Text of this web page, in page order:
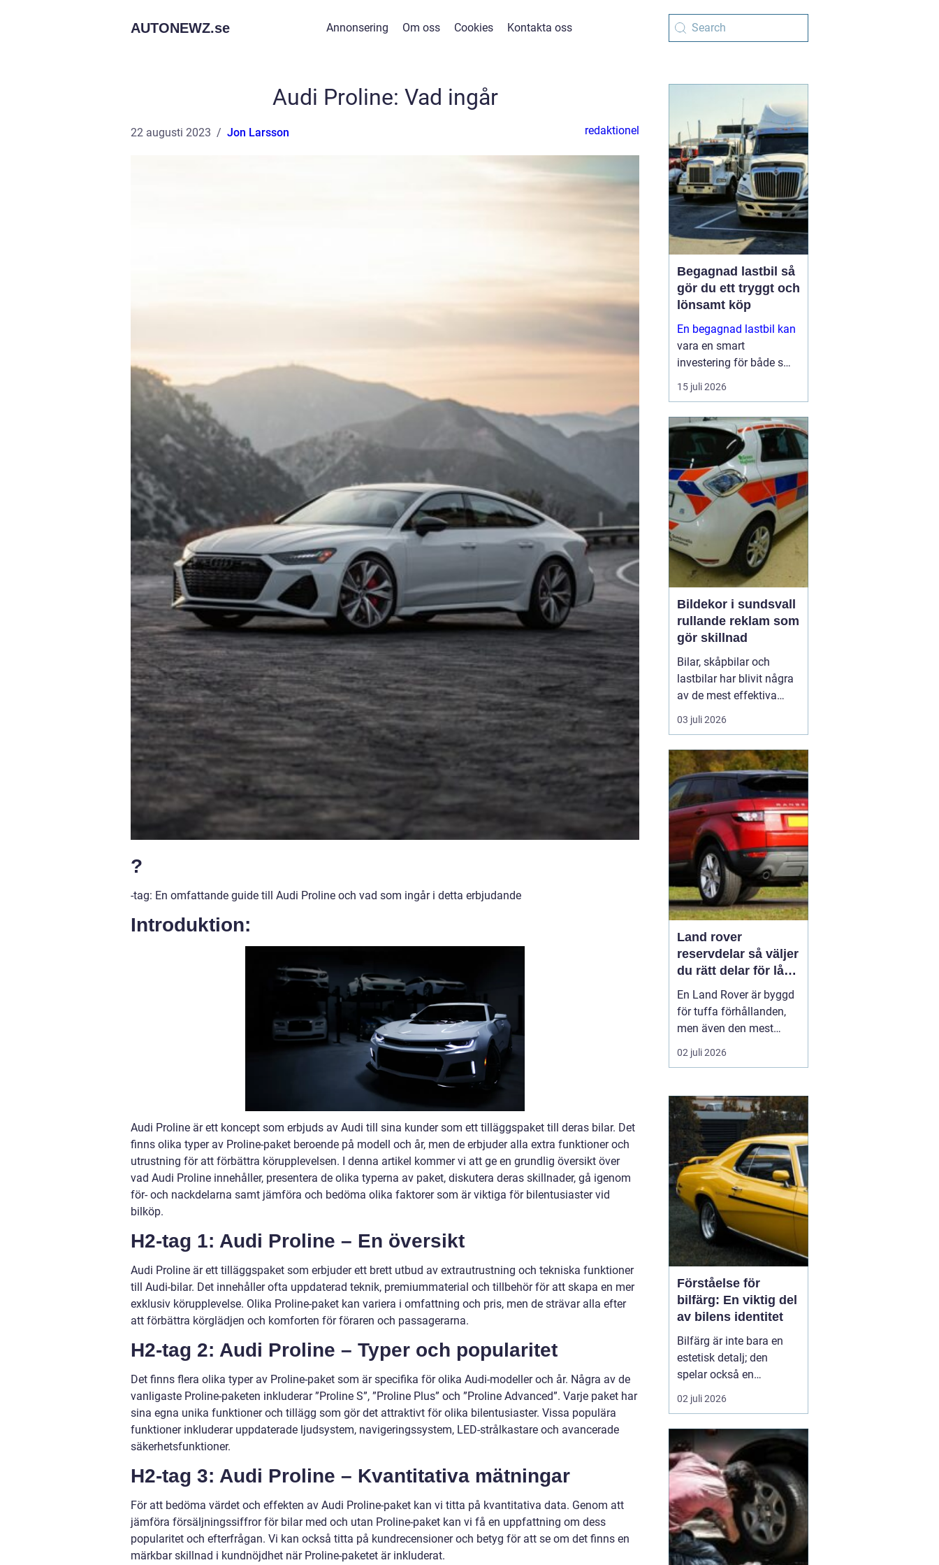
AUTONEWZ.se Annonsering Om oss Cookies Kontakta oss
Audi Proline: Vad ingår
22 augusti 2023 Jon Larsson redaktionel
?
-tag: En omfattande guide till Audi Proline och vad som ingår i detta erbjudande
Introduktion:
Audi Proline är ett koncept som erbjuds av Audi till sina kunder som ett tilläggspaket till deras bilar. Det
finns olika typer av Proline-paket beroende på modell och år, men de erbjuder alla extra funktioner och
utrustning för att förbättra körupplevelsen. I denna artikel kommer vi att ge en grundlig översikt över
vad Audi Proline innehåller, presentera de olika typerna av paket, diskutera deras skillnader, gå igenom
för- och nackdelarna samt jämföra och bedöma olika faktorer som är viktiga för bilentusiaster vid
bilköp.
H2-tag 1: Audi Proline – En översikt
Audi Proline är ett tilläggspaket som erbjuder ett brett utbud av extrautrustning och tekniska funktioner
till Audi-bilar. Det innehåller ofta uppdaterad teknik, premiummaterial och tillbehör för att skapa en mer
exklusiv körupplevelse. Olika Proline-paket kan variera i omfattning och pris, men de strävar alla efter
att förbättra körglädjen och komforten för föraren och passagerarna.
H2-tag 2: Audi Proline – Typer och popularitet
Det finns flera olika typer av Proline-paket som är specifika för olika Audi-modeller och år. Några av de
vanligaste Proline-paketen inkluderar ”Proline S”, ”Proline Plus” och ”Proline Advanced”. Varje paket har
sina egna unika funktioner och tillägg som gör det attraktivt för olika bilentusiaster. Vissa populära
funktioner inkluderar uppdaterade ljudsystem, navigeringssystem, LED-strålkastare och avancerade
säkerhetsfunktioner.
H2-tag 3: Audi Proline – Kvantitativa mätningar
För att bedöma värdet och effekten av Audi Proline-paket kan vi titta på kvantitativa data. Genom att
jämföra försäljningssiffror för bilar med och utan Proline-paket kan vi få en uppfattning om dess
popularitet och efterfrågan. Vi kan också titta på kundrecensioner och betyg för att se om det finns en
märkbar skillnad i kundnöjdhet när Proline-paketet är inkluderat.
Begagnad lastbil så
gör du ett tryggt och
lönsamt köp
En begagnad lastbil kan
vara en smart
investering för både små
och stora företag. Du får
ofta mycket kapacitet
leveranstid och en bil
som redan visat vad den
går för i vardagen.
Sam...
15 juli 2026
Bildekor i sundsvall
rullande reklam som
gör skillnad
Bilar, skåpbilar och
lastbilar har blivit några
av de mest effektiva
reklampelarna vi har i
vardagen. En
att ett företag syns
överallt där fordonet rör
sig på E4:an, inne i
centrum, på
industriområdet eller
utanför kundens en...
03 juli 2026
Land rover
reservdelar så väljer
du rätt delar för lång
livslängd och trygg
körning
En Land Rover är byggd
för tuffa förhållanden,
men även den mest
robusta bilen slits med
tiden. Bromsar,
packningar och
elektronik påverkas av år
av vardagskörning,
terräng och vägsalt. För
att bilen ska behålla sin
styrka och säkerh...
02 juli 2026
Förståelse för
bilfärg: En viktig del
av bilens identitet
Bilfärg är inte bara en
estetisk detalj; den
spelar också en
avgörande roll för bilens
övergripande identitet
bilfärgen kan påverka
hur en bil uppfattas,
stärka dess mär...
02 juli 2026